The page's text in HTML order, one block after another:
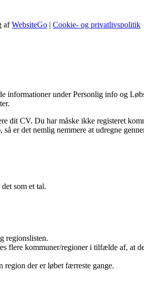
afWebsiteGo | Cookie- og privatlivspolitik
informationer under Personlig info og
dit CV. Du har måske ikke registeret
det nemlig nemmere at udregne
som et tal.
regionslisten.
flere kommuner/regioner i tilfælde af, at
region der er løbet færreste gange.